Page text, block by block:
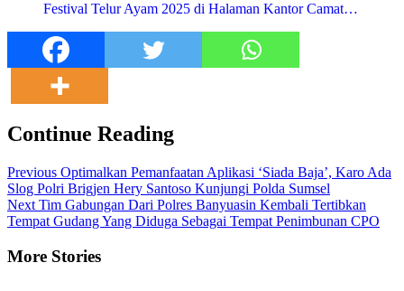
Festival Telur Ayam 2025 di Halaman Kantor Camat…
Continue Reading
Previous Optimalkan Pemanfaatan Aplikasi ‘Siada Baja’, Karo Ada
Slog Polri Brigjen Hery Santoso Kunjungi Polda Sumsel
Next Tim Gabungan Dari Polres Banyuasin Kembali Tertibkan
Tempat Gudang Yang Diduga Sebagai Tempat Penimbunan CPO
More Stories